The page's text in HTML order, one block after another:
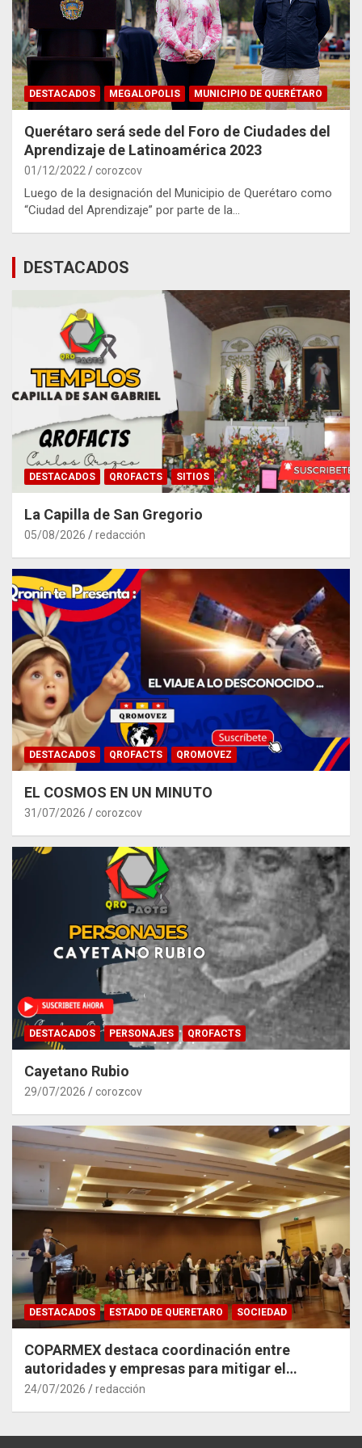
DESTACADOS MEGALOPOLIS MUNICIPIO DE QUERÉTARO
Querétaro será sede del Foro de Ciudades del
Aprendizaje de Latinoamérica 2023
01/12/2022 corozcov
Luego de la designación del Municipio de Querétaro como
“Ciudad del Aprendizaje” por parte de la…
DESTACADOS
DESTACADOS QROFACTS SITIOS
La Capilla de San Gregorio
05/08/2026 redacción
DESTACADOS QROFACTS QROMOVEZ
EL COSMOS EN UN MINUTO
31/07/2026 corozcov
DESTACADOS PERSONAJES QROFACTS
Cayetano Rubio
29/07/2026 corozcov
DESTACADOS ESTADO DE QUERETARO SOCIEDAD
COPARMEX destaca coordinación entre
autoridades y empresas para mitigar el
impacto del Tren México–Querétaro
24/07/2026 redacción